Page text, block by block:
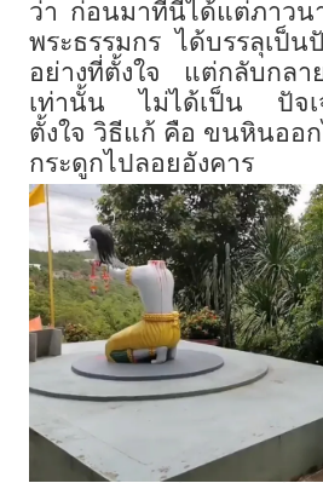
ว่า ก่อนมาที่นี่ได้แต่ภาว
พระธรรมกร ได้บรรลุเป็น
อย่างที่ตั้งใจ แต่กลับกลา
เท่านั้น ไม่ได้เป็น ปัจเจ
ตั้งใจ วิธีแก้ คือ ขนหินออก
กระดูกไปลอยอังคาร